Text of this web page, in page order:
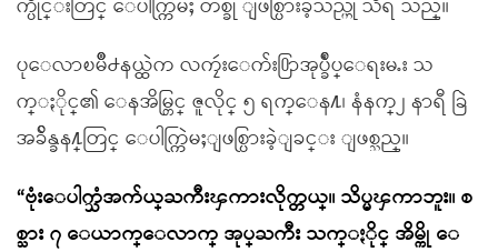
က္ပိုင္းတြင္ ေပါက္ကြဲမႈ တစ္ခု ျဖစ္ပြားခဲ့သည္ဟု သိရ သည္။
ပုေလာၿမိဳ႕နယ္ထဲက လကၠဴးေက်း႐ြာအုပ္ခ်ဳပ္ေရးမႉး သ
က္ႏိုင္၏ ေနအိမ္တြင္ ဇူလိုင္ ၅ ရက္ေန႔၊ နံနက္၂ နာရီ ခြဲ
အခ်ိန္ခန႔္တြင္ ေပါက္ကြဲမႈျဖစ္ပြားခဲ့ျခင္း ျဖစ္သည္။
“ဗုံးေပါက္သံအက်ယ္ႀကီးၾကားလိုက္တယ္။ သိပ္မၾကာဘူး။ စ
စ္သား ၇ ေယာက္ေလာက္ အုပ္ႀကီး သက္ႏိုင္ အိမ္ကို ေ